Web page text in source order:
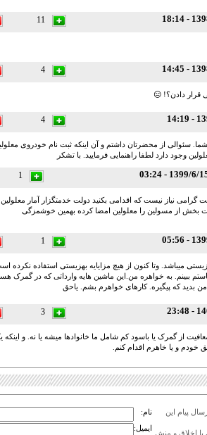
1398/
11
1398/
4
4
از محضرتان داشتم و آن اینکه ثبت نام خودروی معلولین
وجود دارد لطفا راهنمایی فرمایید. با تشکر
1399/6/15 -
1
نیاز نیست که اقدامی بکنید دولت خدمتگزار آمار معلولین
بخش از مسولین را معلولین امضا کرده بهمین خوشمزگی
1399/
1
میباشد. وتا کنون از هیچ مزایایه بهزیستی استفاده نکرده
ببینم. به خواهره من.این ماشین هایه وارداتی که در گمرک
بدید که پیگیره. کارهای خواهرم بشم. یاحق
3
از گمرک یا باسود کم شامل ما خانوادها میشه یا نه. و
و یا خاهرم اقدام کنم.
پیام این
با اخلاق و منش
نام:
ایمیل: